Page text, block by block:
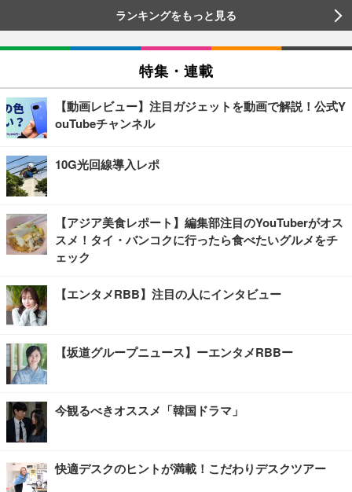
ランキングをもっと見る
特集・連載
【動画レビュー】注目ガジェットを動画で解説！公式Y
ouTubeチャンネル
10G光回線導入レポ
【アジア美食レポート】編集部注目のYouTuberがオス
スメ！タイ・バンコクに行ったら食べたいグルメをチ
ェック
【エンタメRBB】注目の人にインタビュー
【坂道グループニュース】ーエンタメRBBー
今観るべきオススメ「韓国ドラマ」
快適デスクのヒントが満載！こだわりデスクツアー